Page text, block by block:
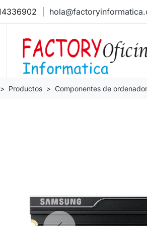
Productos Componentes de ordenador